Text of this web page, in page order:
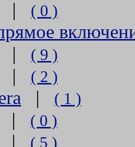
| ( 0 )
| ( 9 )
| ( 2 )
| ( 1 )
| ( 0 )
| ( 5 )